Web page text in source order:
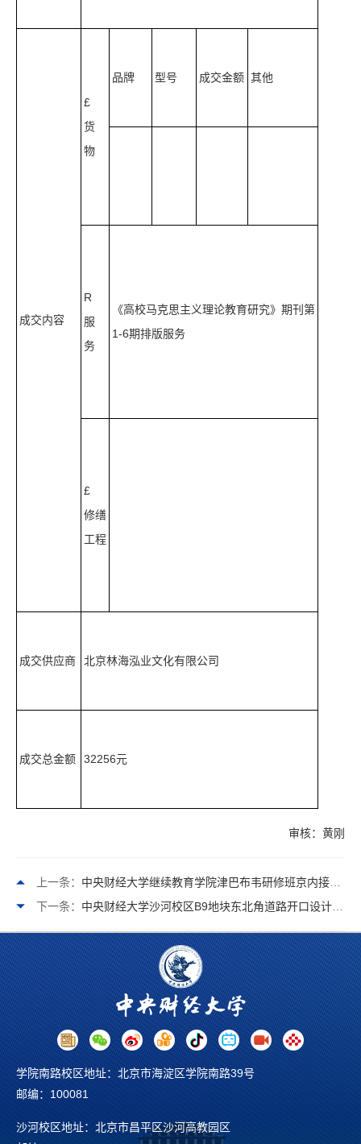
成交内容
£
货
物
品牌 型号 成交金额 其他
R
服
务
《高校马克思主义理论教育研究》期刊第
1-6期排版服务
£
修缮
工程
成交供应商 北京林海泓业文化有限公司
成交总金额 32256元
审核：黄刚
上一条： 中央财经大学继续教育学院津巴布韦研修班京内接待服务采购项目结果公示表
下一条： 中央财经大学沙河校区B9地块东北角道路开口设计服务采购项目结果公示表
学院南路校区地址：北京市海淀区学院南路39号
邮编：100081
沙河校区地址：北京市昌平区沙河高教园区